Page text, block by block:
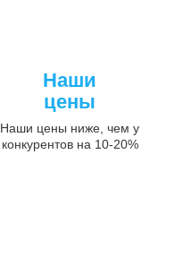
Наши
цены
Наши цены ниже, чем у
конкурентов на 10-20%